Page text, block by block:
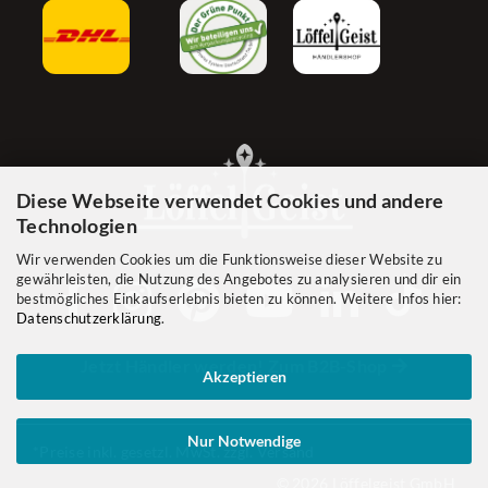
Diese Webseite verwendet Cookies und andere
Technologien
Wir verwenden Cookies um die Funktionsweise dieser Website zu
gewährleisten, die Nutzung des Angebotes zu analysieren und dir ein
bestmögliches Einkaufserlebnis bieten zu können. Weitere Infos hier:
Datenschutzerklärung.
Akzeptieren
Nur Notwendige
*Preise inkl. gesetzl. MwSt. zzgl. Versand